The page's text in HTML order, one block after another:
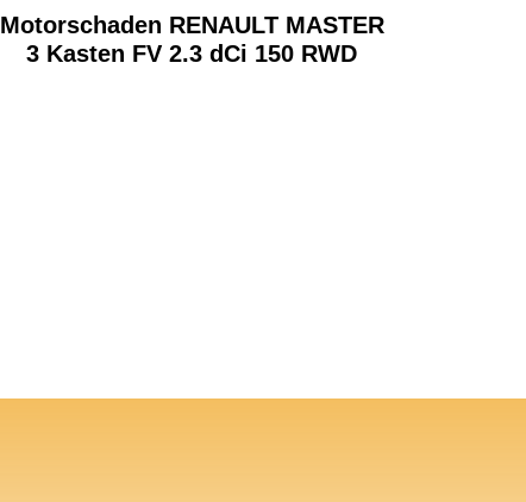
Motorschaden RENAULT MASTER
3 Kasten FV 2.3 dCi 150 RWD